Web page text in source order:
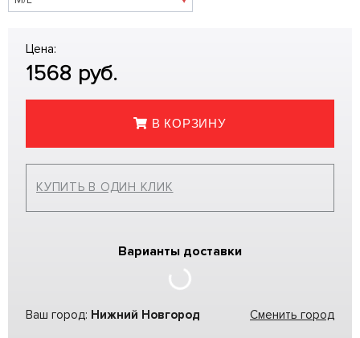
Цена:
1568 руб.
В КОРЗИНУ
КУПИТЬ В ОДИН КЛИК
Варианты доставки
Ваш город: Нижний Новгород Сменить город